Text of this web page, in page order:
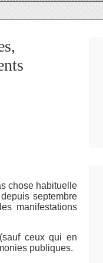
chose habituelle
septembre
manifestations
ceux qui en
publiques.